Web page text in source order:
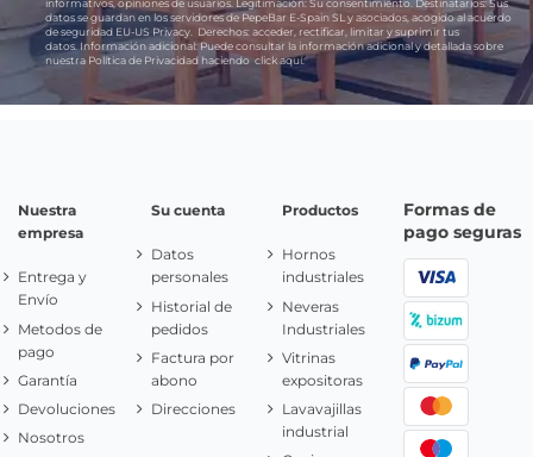
informativos, opiniones de usuarios. Legitimación: Su consentimiento. Destinatarios:Sus
datos se guardan en los servidores de PepeBar E-Spain SL y asociados, acogido al acuerdo
de seguridad EU-US Privacy. Derechos: acceder, rectificar, limitar y suprimir tus
datos.Información adicional:Puede consultar la información adicional y detallada sobre
nuestra Política de Privacidad haciendoclick aquí.
Nuestra
empresa
Entrega y
Envío
Metodos de
pago
Garantía
Devoluciones
Nosotros
Su cuenta
Datos
personales
Historial de
pedidos
Factura por
abono
Direcciones
Productos
Hornos
industriales
Neveras
Industriales
Vitrinas
expositoras
Lavavajillas
industrial
Formas de
pago seguras